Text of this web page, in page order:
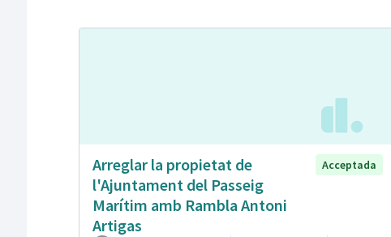
Arreglar la propietat de
l'Ajuntament del Passeig
Marítim amb Rambla Antoni
Artigas
Acceptada